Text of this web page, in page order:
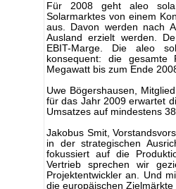
Für 2008 geht aleo
Solarmarktes von einem
aus. Davon werden nach
Ausland erzielt werden.
EBIT-Marge. Die aleo
konsequent: die gesamte
Megawatt bis zum Ende
Uwe Bögershausen,
für das Jahr 2009 erwartet
Umsatzes auf mindestens
Jakobus Smit,
in der strategischen
fokussiert auf die
Vertrieb sprechen wir
Projektentwickler an. Und
die europäischen